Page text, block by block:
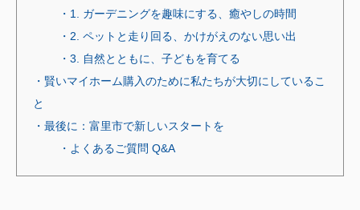
・1. ガーデニングを趣味にする、癒やしの時間
・2. ペットと走り回る、かけがえのない思い出
・3. 自然とともに、子どもを育てる
・賢いマイホーム購入のために私たちが大切にしているこ
と
・最後に：富里市で新しいスタートを
・よくあるご質問 Q&A